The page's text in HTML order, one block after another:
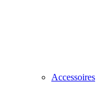
Accessoires